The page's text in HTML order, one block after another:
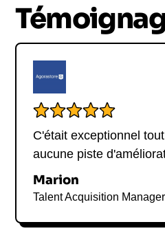
C'était exceptionnel
aucune piste
Marion
Talent Acquisition Manager